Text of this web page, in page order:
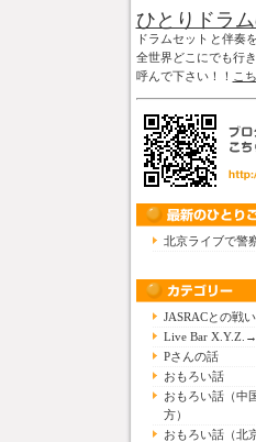
ひとりドラ
ドラムセットと伴奏
全世界どこにでも行き
呼んで下さい！！ こ
北京ライブで警
JASRACとの戦い
Live Bar
Pさんの話
おもろい話
おもろい話（中
方）
おもろい話（北京